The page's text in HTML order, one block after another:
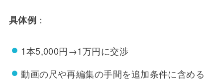
具体例 ：
1本5,000円→1万円に交渉
動画の尺や再編集の手間を追加条件に含める